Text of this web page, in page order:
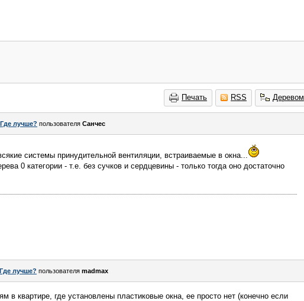
Печать RSS Деревом
лучше? пользователя Санчес
системы принудительной вентиляции, встраиваемые в окна...
0 категории - т.е. без сучков и сердцевины - только тогда оно достаточно
лучше? пользователя madmax
квартире, где установлены пластиковые окна, ее просто нет (конечно если